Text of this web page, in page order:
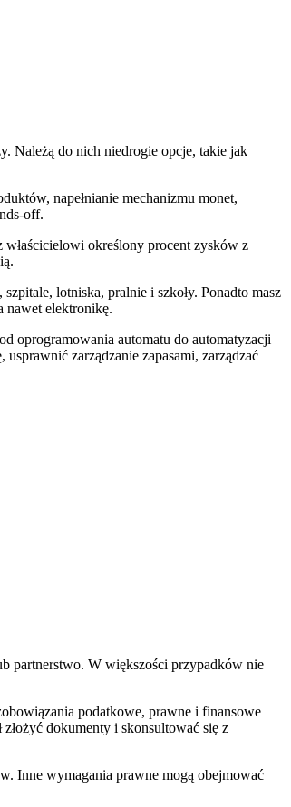
Należą do nich niedrogie opcje, takie jak
napełnianie mechanizmu monet,
off.
właścicielowi określony procent zysków z
lotniska, pralnie i szkoły. Ponadto masz
nawet elektronikę.
oprogramowania automatu do automatyzacji
zarządzanie zapasami, zarządzać
partnerstwo. W większości przypadków nie
podatkowe, prawne i finansowe
dokumenty i skonsultować się z
Inne wymagania prawne mogą obejmować